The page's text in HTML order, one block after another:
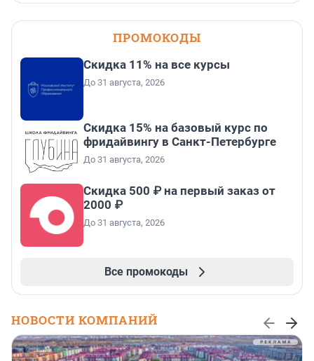
ПРОМОКОДЫ
Скидка 11% на все курсы
До 31 августа, 2026
Скидка 15% на базовый курс по
фридайвингу в Санкт-Петербурге
До 31 августа, 2026
Скидка 500 ₽ на первый заказ от
2000 ₽
До 31 августа, 2026
Все промокоды
НОВОСТИ КОМПАНИЙ